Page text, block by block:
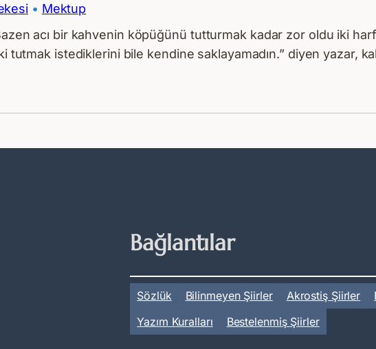
• Mektup
acı bir kahvenin köpüğünü tutturmak kadar zor oldu iki
tutmak istediklerini bile kendine saklayamadın.” diyen yazar,
Bağlantılar
Sözlük Bilinmeyen Şiirler Akrostiş Şiirler
Yazım Kuralları
Bestelenmiş Şiirler